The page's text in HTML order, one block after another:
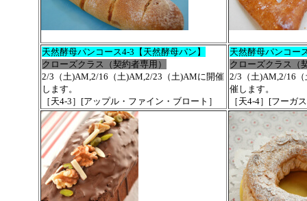
天然酵母パンコース4-3【天然酵母パン】
クローズクラス（契約者専用）
2/3（土)AM,2/16（土)AM,2/23（土)AMに開催
します。
［天4-3］[アップル・ファイン・ブロート］
天然酵母パンコー
クローズクラス（
2/3（土)AM,2/16
催します。
［天4-4］[フーガ